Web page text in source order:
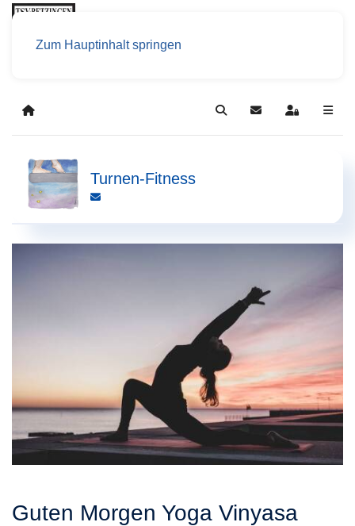
Zum Hauptinhalt springen
Home SearchUpdatesSign In
Turnen-Fitness
Guten Morgen Yoga Vinyasa